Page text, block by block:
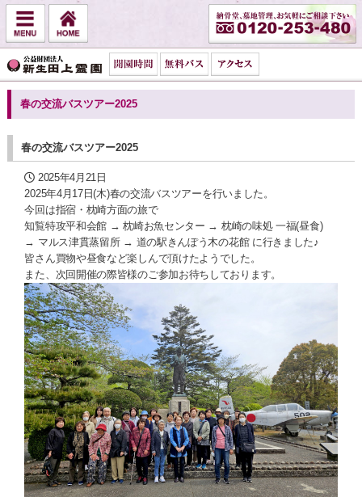
春の交流バスツアー2025
春の交流バスツアー2025
2025年4月21日
2025年4月17日(木)春の交流バスツアーを行いました。
今回は指宿・枕崎方面の旅で
知覧特攻平和会館 → 枕崎お魚センター → 枕崎の味処 一福(昼食)
→ マルス津貫蒸留所 → 道の駅きんぽう木の花館 に行きました♪
皆さん買物や昼食など楽しんで頂けたようでした。
また、次回開催の際皆様のご参加お待ちしております。